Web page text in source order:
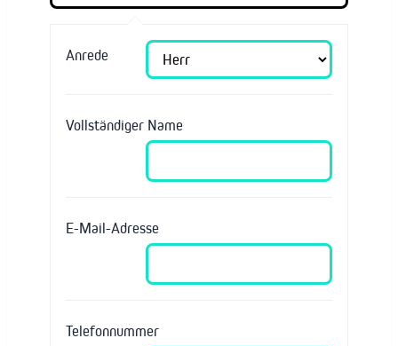
Anrede
Vollständiger Name
E-Mail-Adresse
Telefonnummer